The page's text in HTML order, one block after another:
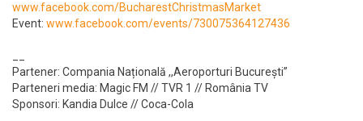
www.facebook.com/BucharestChristmasMarket
Event: www.facebook.com/events/730075364127436
Partener: Compania Națională ,,Aeroporturi București”
Parteneri media: Magic FM // TVR 1 // România TV
Sponsori: Kandia Dulce // Coca-Cola